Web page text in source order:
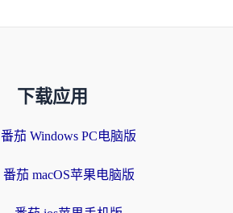
下载应用
番茄 Windows PC电脑版
番茄 macOS苹果电脑版